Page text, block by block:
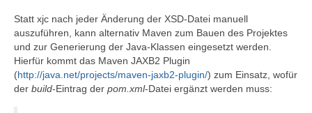
Statt xjc nach jeder Änderung der XSD-Datei manuell
auszuführen, kann alternativ Maven zum Bauen des Projektes
und zur Generierung der Java-Klassen eingesetzt werden.
Hierfür kommt das Maven JAXB2 Plugin
(http://java.net/projects/maven-jaxb2-plugin/) zum Einsatz, wofür
der build-Eintrag der pom.xml-Datei ergänzt werden muss: